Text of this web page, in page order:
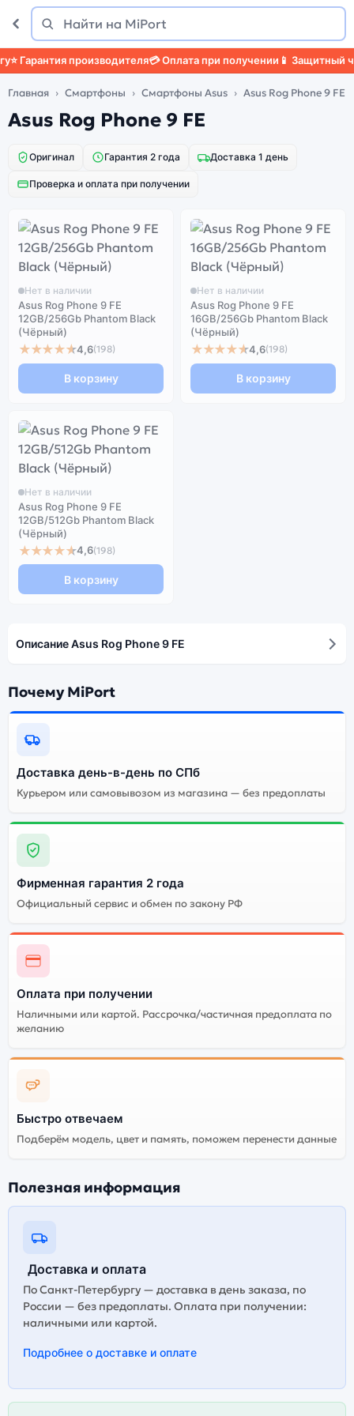
Поиск
Найти
Гарантия производителя💳 Оплата при получении📱 Защитный
Главная Смартфоны Смартфоны Asus Asus Rog Phone 9 FE
Asus Rog Phone 9 FE
Оригинал Гарантия 2 года Доставка 1 день
Проверка и оплата при получении
Нет в наличии
Asus Rog Phone 9 FE
12GB/256Gb Phantom Black
(Чёрный)
★★★★★4,6(198)
В корзину
Нет в наличии
Asus Rog Phone 9 FE
16GB/256Gb Phantom Black
(Чёрный)
★★★★★4,6(198)
В корзину
Нет в наличии
Asus Rog Phone 9 FE
12GB/512Gb Phantom Black
(Чёрный)
★★★★★4,6(198)
В корзину
Описание Asus Rog Phone 9 FE
Почему MiPort
Доставка день-в-день по СПб
Курьером или самовывозом из магазина — без предоплаты
Фирменная гарантия 2 года
Официальный сервис и обмен по закону РФ
Оплата при получении
Наличными или картой. Рассрочка/частичная предоплата по
желанию
Быстро отвечаем
Подберём модель, цвет и память, поможем перенести данные
Полезная информация
Доставка и оплата
По Санкт-Петербургу — доставка в день заказа, по
России — без предоплаты. Оплата при получении:
наличными или картой.
Подробнее о доставке и оплате